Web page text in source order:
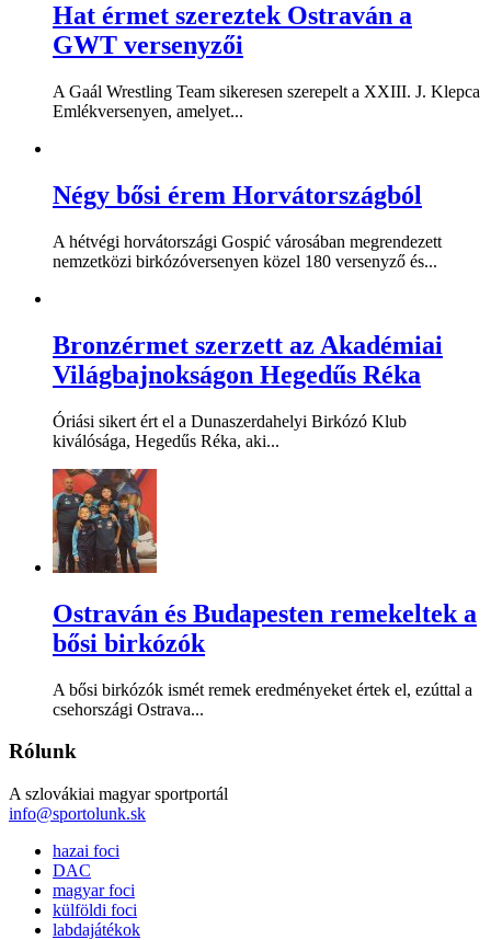
Hat érmet szereztek Ostraván a
GWT versenyzői
A Gaál Wrestling Team sikeresen szerepelt a XXIII. J. Klepca
Emlékversenyen, amelyet...
Négy bősi érem Horvátországból
A hétvégi horvátországi Gospić városában megrendezett
nemzetközi birkózóversenyen közel 180 versenyző és...
Bronzérmet szerzett az Akadémiai
Világbajnokságon Hegedűs Réka
Óriási sikert ért el a Dunaszerdahelyi Birkózó Klub
kiválósága, Hegedűs Réka, aki...
Ostraván és Budapesten remekeltek a
bősi birkózók
A bősi birkózók ismét remek eredményeket értek el, ezúttal a
csehországi Ostrava...
Rólunk
A szlovákiai magyar sportportál
info@sportolunk.sk
hazai foci
DAC
magyar foci
külföldi foci
labdajátékok